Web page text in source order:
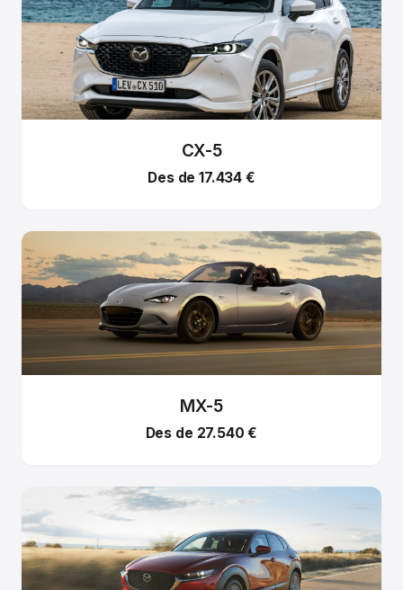
CX-5
Des de 17.434 €
MX-5
Des de 27.540 €